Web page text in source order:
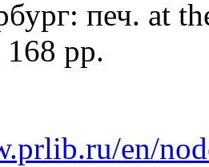
печ. at
pp.
en/